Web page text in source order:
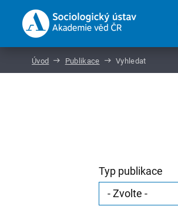
Úvod Publikace Vyhledat
Typ publikace